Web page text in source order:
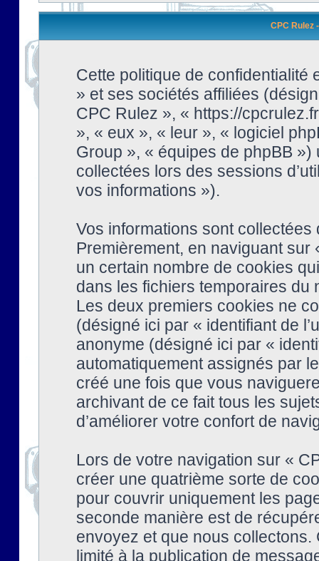
CPC Rulez
Cette politique de confidentialité
» et ses sociétés affiliées
CPC Rulez », « https://
», « eux », « leur », « logiciel
Group », « équipes de phpBB
collectées lors des sessions
vos informations »).
Vos informations sont
Premièrement, en naviguant
un certain nombre de cookies
dans les fichiers temporaires du
Les deux premiers cookies ne
(désigné ici par « identifiant de
anonyme (désigné ici par «
automatiquement assignés par
créé une fois que vous
archivant de ce fait tous les
d’améliorer votre confort de
Lors de votre navigation sur «
créer une quatrième sorte de
pour couvrir uniquement les
seconde manière est de
envoyez et que nous collectons.
limité à la publication de